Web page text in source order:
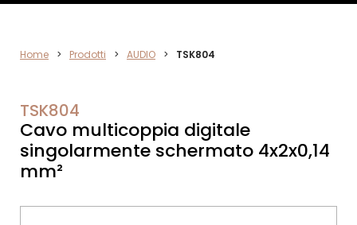
AUDIO
Home > Prodotti > AUDIO > TSK804
TSK804
Cavo multicoppia digitale
singolarmente schermato 4x2x0,14
mm²